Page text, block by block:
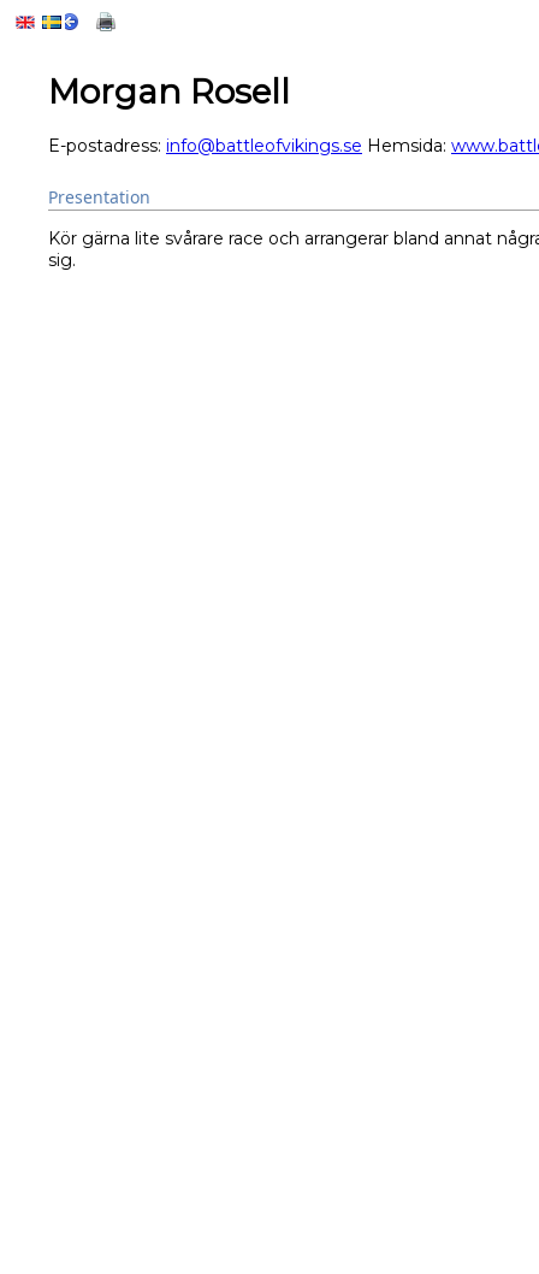
Morgan Rosell
E-postadress: info@battleofvikings.se Hemsida:
Presentation
Kör gärna lite svårare race och arrangerar bland annat
sig.